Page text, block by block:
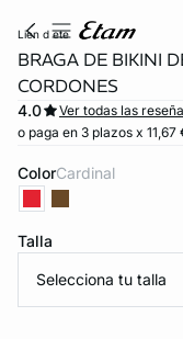
video
lien d ete
BRAGA DE BIKINI
CORDONES
4.0
Ver todas las
o paga en 3 plazos x
Color cardinal
Talla
Selecciona tu talla